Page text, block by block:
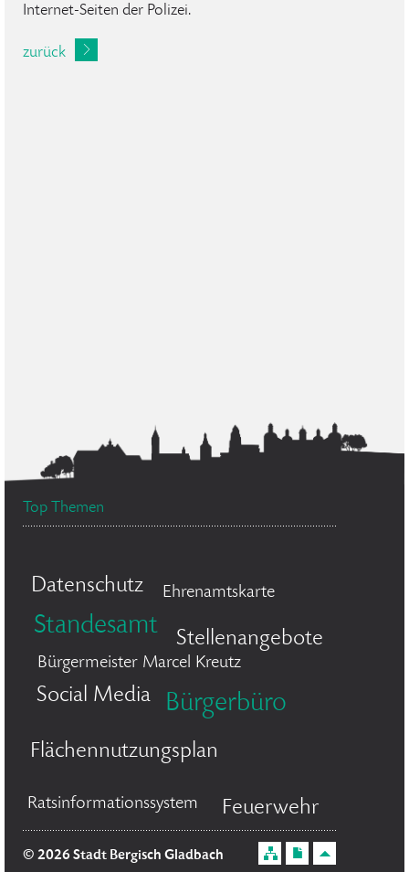
Internet-Seiten der Polizei.
zurück
Top Themen
Datenschutz Ehrenamtskarte
Standesamt Stellenangebote
Bürgermeister Marcel Kreutz
Social Media Bürgerbüro
Flächennutzungsplan
Ratsinformationssystem Feuerwehr
© 2026 Stadt Bergisch Gladbach